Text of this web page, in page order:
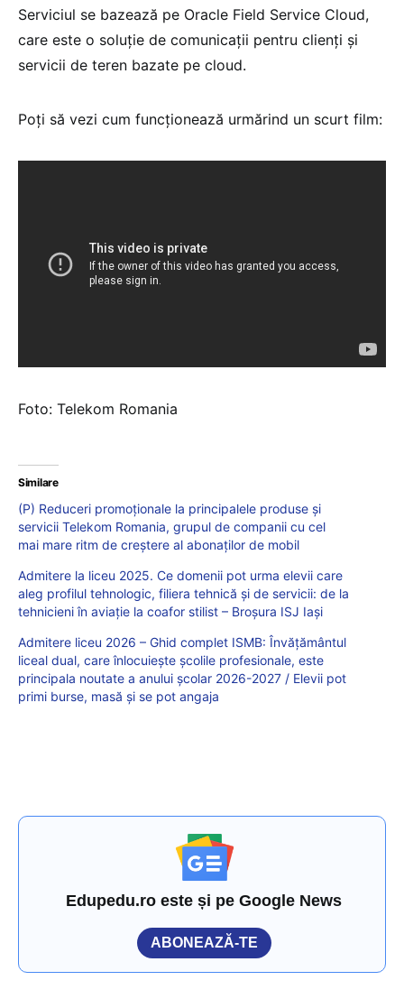
Serviciul se bazează pe Oracle Field Service Cloud,
care este o soluție de comunicații pentru clienți și
servicii de teren bazate pe cloud.
Poţi să vezi cum funcţionează urmărind un scurt film:
Foto: Telekom Romania
Similare
(P) Reduceri promoționale la principalele produse și
servicii Telekom Romania, grupul de companii cu cel
mai mare ritm de creștere al abonaților de mobil
Admitere la liceu 2025. Ce domenii pot urma elevii care
aleg profilul tehnologic, filiera tehnică și de servicii: de la
tehnicieni în aviație la coafor stilist – Broșura ISJ Iași
Admitere liceu 2026 – Ghid complet ISMB: Învățământul
liceal dual, care înlocuiește școlile profesionale, este
principala noutate a anului școlar 2026-2027 / Elevii pot
primi burse, masă și se pot angaja
Edupedu.ro este și pe Google News
ABONEAZĂ-TE